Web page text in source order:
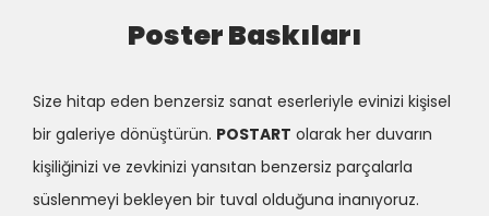
Poster Baskıları
Size hitap eden benzersiz sanat eserleriyle evinizi kişisel
bir galeriye dönüştürün. POSTART olarak her duvarın
kişiliğinizi ve zevkinizi yansıtan benzersiz parçalarla
süslenmeyi bekleyen bir tuval olduğuna inanıyoruz.